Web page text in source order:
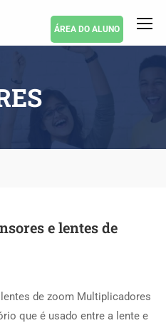
ÁREA DO ALUNO
e lentes de
de zoom Multiplicadores
que é usado entre a lente e